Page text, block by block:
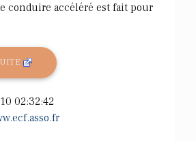
conduire accéléré est fait pour
02:32:42